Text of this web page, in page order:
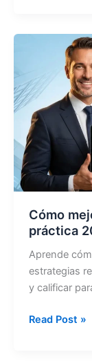
el
en
RD:
En
Vivo
y
Análisis
2026
Cómo
práctica
Aprende
estrategias
y calificar
Cómo
Read Post »